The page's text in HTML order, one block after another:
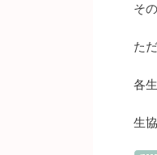
そ
た
各
生